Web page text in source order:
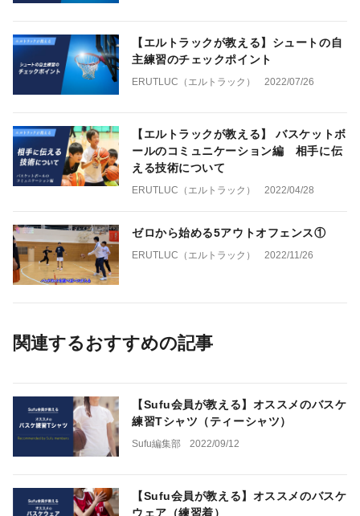
【エルトラックが教える】シュートの自
主練習のチェックポイント
ERUTLUC（エルトラック） 2022/07/26
【エルトラックが教える】 バスケットボ
ールのコミュニケーション編 相手に伝
える技術について
ERUTLUC（エルトラック） 2022/04/28
ゼロから始める5アウトオフェンス①
ERUTLUC（エルトラック） 2022/11/26
関連するおすすめの記事
【Sufu会員が教える】オススメのバスケ
練習Tシャツ（ティーシャツ）
Sufu編集部 2022/09/12
【Sufu会員が教える】オススメのバスケ
ウェア（練習着）